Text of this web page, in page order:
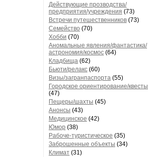
Действующие прозводства/
предприятия/учреждения (73)
Встречи путешественников (73)
Семейство (70)
Хобби (70)
Аномальные явления/фантастика/
астрономия/космос (64)
Кладбища (62)
Бьюти/релакс (60)
Визы/загранпаспорта (55)
Городское ориентирование/квесты
(47)
Пещеры/шахты (45)
Анонсы (43)
Медицинское (42)
Юмор (38)
Рабоче-туристическое (35)
Заброшенные объекты (34)
Климат (31)